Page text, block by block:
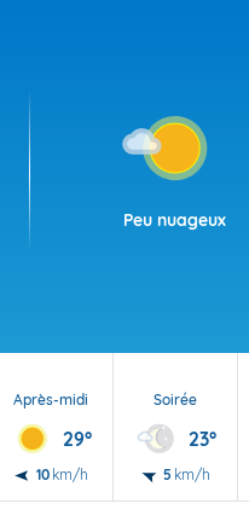
Peu nuageux
Après-midi
29°
10 km/h
Soirée
23°
5 km/h